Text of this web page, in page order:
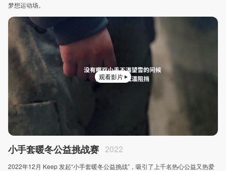
梦想运动场。
观看影片
小手套暖冬公益挑战赛 2022
2022年12月 Keep 发起“小手套暖冬公益挑战”，吸引了上千名热心公益又热爱